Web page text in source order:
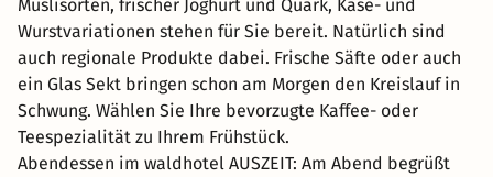
Müslisorten, frischer Joghurt und Quark, Käse- und
Wurstvariationen stehen für Sie bereit. Natürlich sind
auch regionale Produkte dabei. Frische Säfte oder auch
ein Glas Sekt bringen schon am Morgen den Kreislauf in
Schwung. Wählen Sie Ihre bevorzugte Kaffee- oder
Teespezialität zu Ihrem Frühstück.
Abendessen im waldhotel AUSZEIT: Am Abend begrüßt